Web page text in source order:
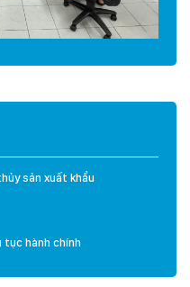
sản xuất khẩu
tục hành chính